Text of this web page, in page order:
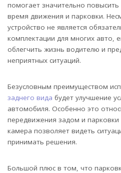
помогает значительно
время движения и парковки.
устройство не является
комплектации для многих авто,
облегчить жизнь водителю и
неприятных ситуаций.
Безусловным преимуществом
заднего вида будет улучшение
автомобиля. Особенно это
передвижения задом и парковки
камера позволяет видеть
принимать решения.
Большой плюс в том, что